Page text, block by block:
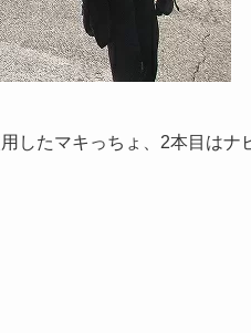
したマキっちょ、2本目はナ